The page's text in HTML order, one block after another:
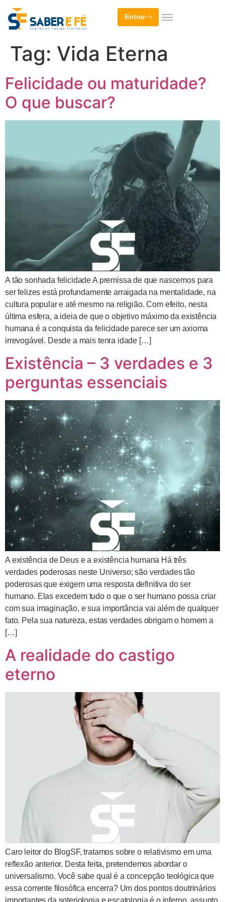
Entrar
Tag: Vida Eterna
Felicidade ou maturidade?
O que buscar?
A tão sonhada felicidade A premissa de que nascemos para
ser felizes está profundamente arraigada na mentalidade, na
cultura popular e até mesmo na religião. Com efeito, nesta
última esfera, a ideia de que o objetivo máximo da existência
humana é a conquista da felicidade parece ser um axioma
irrevogável. Desde a mais tenra idade […]
Existência – 3 verdades e 3
perguntas essenciais
A existência de Deus e a existência humana Há três
verdades poderosas neste Universo; são verdades tão
poderosas que exigem uma resposta definitiva do ser
humano. Elas excedem tudo o que o ser humano possa criar
com sua imaginação, e sua importância vai além de qualquer
fato. Pela sua natureza, estas verdades obrigam o homem a
[…]
A realidade do castigo
eterno
Caro leitor do BlogSF, tratamos sobre o relativismo em uma
reflexão anterior. Desta feita, pretendemos abordar o
universalismo. Você sabe qual é a concepção teológica que
essa corrente filosófica encerra? Um dos pontos doutrinários